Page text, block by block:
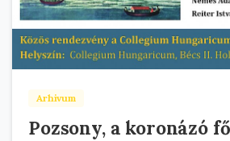
Arhivum
Pozsony, a koronázó